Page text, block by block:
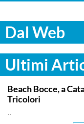
Dal Web
Ultimi
COMMUNITY
Beach Bocce, a
Tricolori
..